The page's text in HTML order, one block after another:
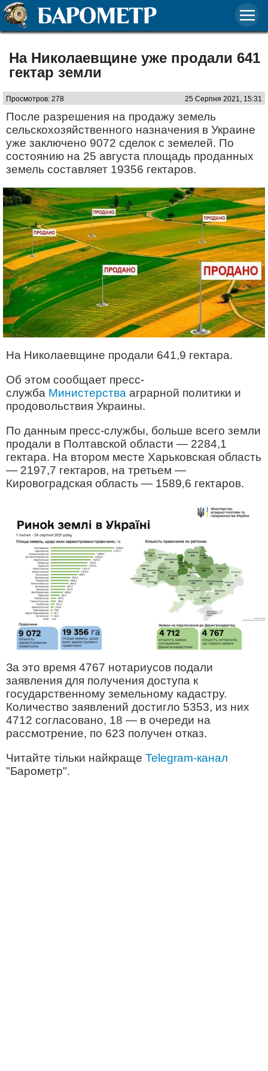
На Николаевщине уже продали 641
гектар земли
Просмотров: 278 25 Серпня 2021, 15:31
После разрешения на продажу земель
сельскохозяйственного назначения в Украине
уже заключено 9072 сделок с земелей. По
состоянию на 25 августа площадь проданных
земель составляет 19356 гектаров.
На Николаевщине продали 641,9 гектара.
Об этом сообщает пресс-
служба Министерства аграрной политики и
продовольствия Украины.
По данным пресс-службы, больше всего земли
продали в Полтавской области — 2284,1
гектара. На втором месте Харьковская область
— 2197,7 гектаров, на третьем —
Кировоградская область — 1589,6 гектаров.
За это время 4767 нотариусов подали
заявления для получения доступа к
государственному земельному кадастру.
Количество заявлений достигло 5353, из них
4712 согласовано, 18 — в очереди на
рассмотрение, по 623 получен отказ.
Читайте тільки найкраще Telegram-канал
"Барометр".